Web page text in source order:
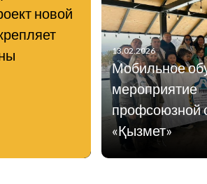
новой
13.02.2026
Мобильное
мероприятие
профсоюзной
«Қызмет»